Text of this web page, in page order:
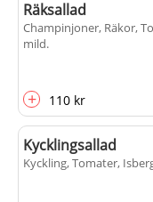
Räksallad
Champinjoner, Räkor,
mild.
+ 110 kr
Kycklingsallad
Kyckling, Tomater,